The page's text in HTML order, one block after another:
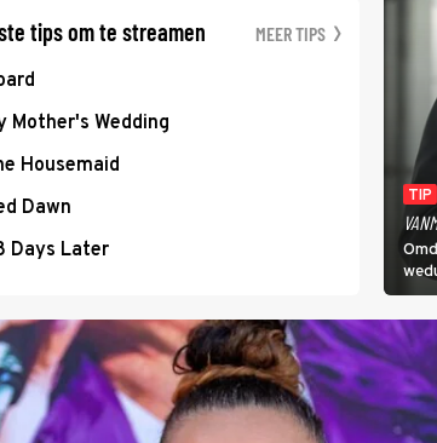
tips om te streamen MEER TIPS
Mother's Wedding
Housemaid
Dawn
Days Later
TIP